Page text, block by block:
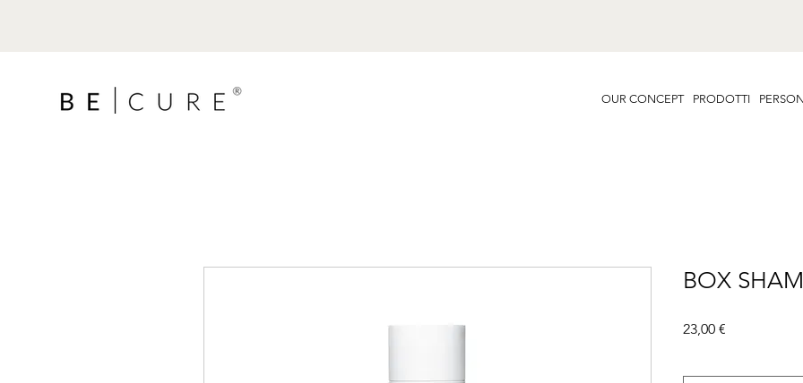
OUR CONCEPT PRODOTTI
BOX
23,00 €